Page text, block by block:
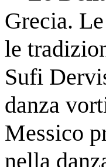
Grecia.
le
Sufi
danza
Messico
nella